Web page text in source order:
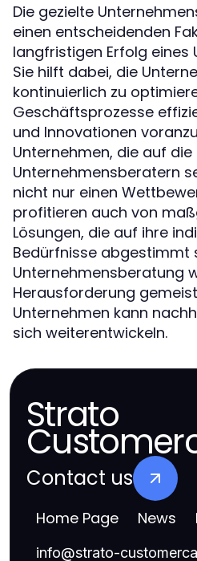
Die gezielte
einen entscheidenden
langfristigen Erfolg eines
Sie hilft dabei, die
kontinuierlich zu
Geschäftsprozesse
und Innovationen
Unternehmen, die auf die
Unternehmensberatern
nicht nur einen
profitieren auch von
Lösungen, die auf ihre
Bedürfnisse abgestimmt
Unternehmensberatung
Herausforderung
Unternehmen kann
sich weiterentwickeln.
Strato
Contact us
Home Page News
info@strato-